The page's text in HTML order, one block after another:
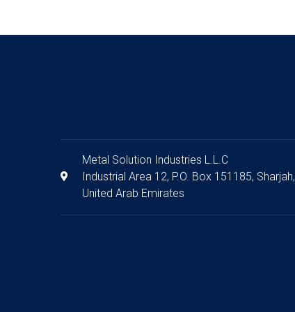
Metal Solution Industries L.L.C
Industrial Area 12, P.O. Box 151185, Sharjah,
United Arab Emirates